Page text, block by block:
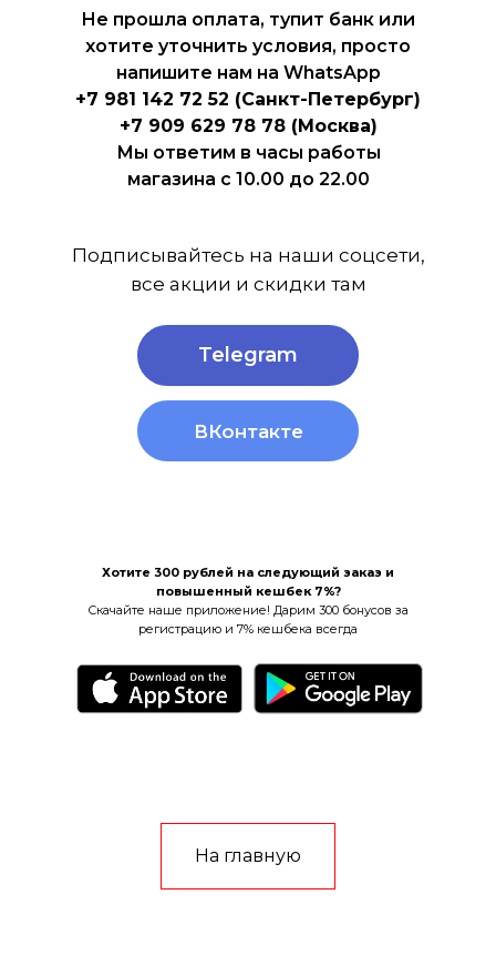
ВКонтакте
Подписывайтесь на наши соцсети,
все акции и скидки там
Telegram
Не прошла оплата, тупит банк или
хотите уточнить условия, просто
напишите нам на WhatsApp
+7 981 142 72 52 (Санкт-Петербург)
+7 909 629 78 78 (Москва)
Мы ответим в часы работы
магазина с 10.00 до 22.00
Хотите 300 рублей на следующий заказ и
повышенный кешбек 7%?
Скачайте наше приложение! Дарим 300 бонусов за
регистрацию и 7% кешбека всегда
На главную